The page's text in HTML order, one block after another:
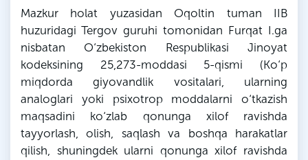
Mazkur holat yuzasidan Oqoltin tuman IIB
huzuridagi Tergov guruhi tomonidan Furqat I.ga
nisbatan O‘zbekiston Respublikasi Jinoyat
kodeksining 25,273-moddasi 5-qismi (Ko‘p
miqdorda giyovandlik vositalari, ularning
analoglari yoki psixotrop moddalarni o‘tkazish
maqsadini ko‘zlab qonunga xilof ravishda
tayyorlash, olish, saqlash va boshqa harakatlar
qilish, shuningdek ularni qonunga xilof ravishda